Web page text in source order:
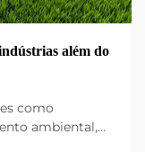
além do
como
ambiental,